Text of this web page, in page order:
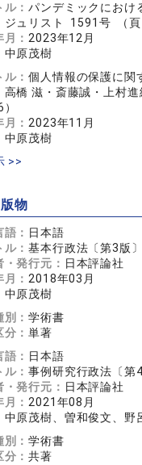
ル：パンデミックにおけ
ジュリスト 1591号 （頁
： 2023年12月
中原茂樹
ル：個人情報の保護に関
高橋 滋・斎藤誠・上村
： 2023年11月
中原茂樹
>>
物
： 日本語
ル：基本行政法〔第3版〕
・発行元： 日本評論社
： 2018年03月
中原茂樹
別：学術書
分：単著
： 日本語
ル：事例研究行政法〔第4
・発行元： 日本評論社
： 2021年08月
中原茂樹、曽和俊文、野
別：学術書
分：共著